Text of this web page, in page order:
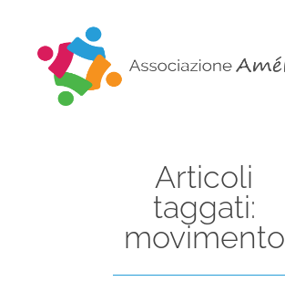
Articoli
taggati:
movimento